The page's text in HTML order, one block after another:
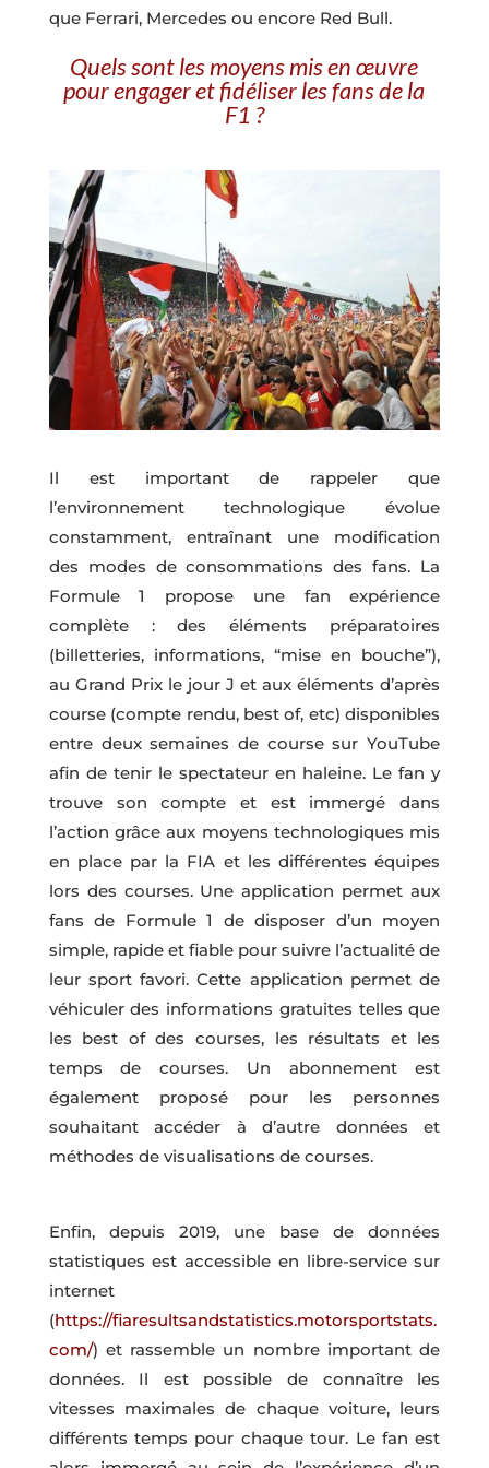
que Ferrari, Mercedes ou encore Red Bull.
Quels sont les moyens mis en œuvre
pour engager et fidéliser les fans de la
F1 ?
Il est important de rappeler que
l’environnement technologique évolue
constamment, entraînant une modification
des modes de consommations des fans. La
Formule 1 propose une fan expérience
complète : des éléments préparatoires
(billetteries, informations, “mise en bouche”),
au Grand Prix le jour J et aux éléments d’après
course (compte rendu, best of, etc) disponibles
entre deux semaines de course sur YouTube
afin de tenir le spectateur en haleine. Le fan y
trouve son compte et est immergé dans
l’action grâce aux moyens technologiques mis
en place par la FIA et les différentes équipes
lors des courses. Une application permet aux
fans de Formule 1 de disposer d’un moyen
simple, rapide et fiable pour suivre l’actualité de
leur sport favori. Cette application permet de
véhiculer des informations gratuites telles que
les best of des courses, les résultats et les
temps de courses. Un abonnement est
également proposé pour les personnes
souhaitant accéder à d’autre données et
méthodes de visualisations de courses.
Enfin, depuis 2019, une base de données
statistiques est accessible en libre-service sur
internet
(https://fiaresultsandstatistics.motorsportstats.
com/) et rassemble un nombre important de
données. Il est possible de connaître les
vitesses maximales de chaque voiture, leurs
différents temps pour chaque tour. Le fan est